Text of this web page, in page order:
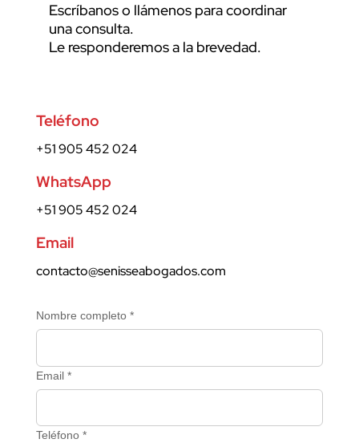
Escríbanos o llámenos para coordinar
una consulta.
Le responderemos a la brevedad.
Teléfono
+51 905 452 024
WhatsApp
+51 905 452 024
Email
contacto@senisseabogados.com
Nombre completo *
Email *
Teléfono *